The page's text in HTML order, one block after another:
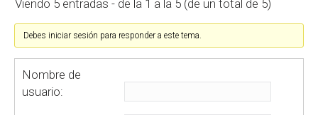
Viendo 5 entradas - de la 1 a la 5 (de un total de 5)
Debes iniciar sesión para responder a este tema.
Nombre de
usuario: